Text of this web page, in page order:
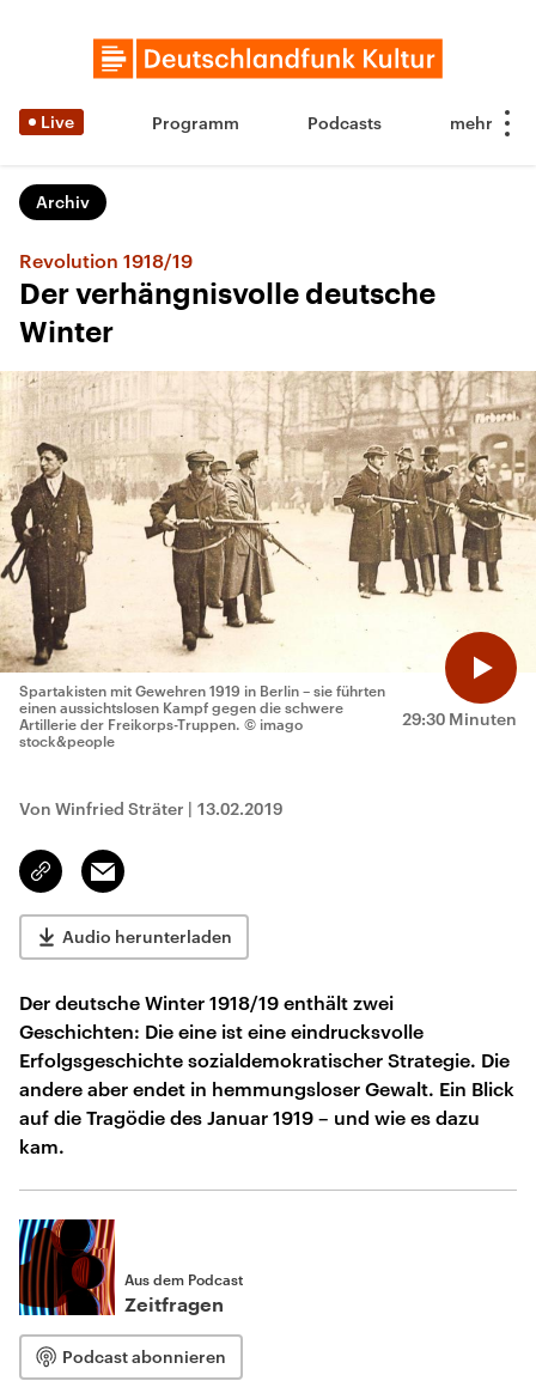
Live Programm Podcasts
Archiv
Revolution 1918/19
Der verhängnisvolle deutsche
Winter
29:30 Minuten
Spartakisten mit Gewehren 1919 in Berlin – sie führten
einen aussichtslosen Kampf gegen die schwere
Artillerie der Freikorps-Truppen. © imago
stock&people
Von Winfried Sträter | 13.02.2019
Link
kopieren/teilen
Email
Audio herunterladen
Der deutsche Winter 1918/19 enthält zwei
Geschichten: Die eine ist eine eindrucksvolle
Erfolgsgeschichte sozialdemokratischer Strategie. Die
andere aber endet in hemmungsloser Gewalt. Ein Blick
auf die Tragödie des Januar 1919 – und wie es dazu
kam.
Aus dem Podcast
Zeitfragen
Podcast abonnieren